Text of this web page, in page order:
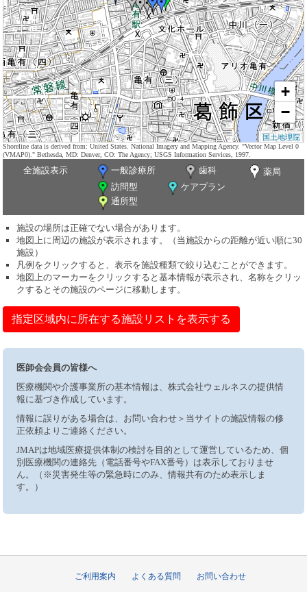
+
−
国土地理院
Shoreline data is derived from: United States. National Imagery and Mapping Agency. "Vector Map Level 0
(VMAP0)." Bethesda, MD: Denver, CO: The Agency; USGS Information Services, 1997.
全施設表示 一般診療所 歯科
薬局
訪問型
ケアプラン
通所型
施設の場所は正確でない場合があります。
地図上に周辺の施設が表示されます。（当施設からの距離が近い順に30
施設）
凡例をクリックすると、表示を施設種類で絞り込むことができます。
地図上のマーカーをクリックすると基本情報が表示され、名称をクリッ
クするとその施設のページに移動します。
指定区域内に所在する施設リストを表示する
医師会会員の皆様へ
医療機関や介護事業所の基本情報は、株式会社ウェルネスの提供情
報に基づき作成しています。
情報に誤りがある場合は、お問い合わせ＞当サイトの施設情報の修
正依頼よりご連絡ください。
JMAPは地域医療提供体制の検討を目的として運営しているため、個
別医療機関の連絡先（電話番号やFAX番号）は表示しておりませ
ん。（※災害発生等の緊急時にのみ、情報共有のため表示しま
す。）
ご利用案内 よくある質問 お問い合わせ